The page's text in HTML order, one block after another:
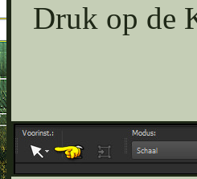
Druk op de